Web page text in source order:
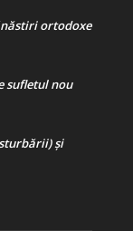
ortodoxe
sufletul nou
şi